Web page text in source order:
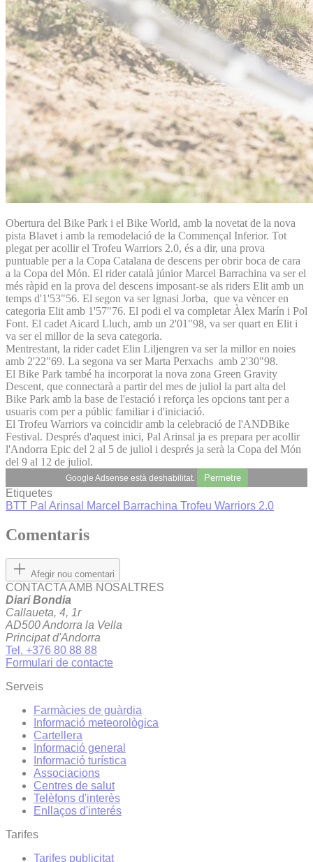
Obertura del Bike Park i el Bike World, amb la novetat de la nova
pista Blavet i amb la remodelació de la Commençal Inferior. Tot
plegat per acollir el Trofeu Warriors 2.0, és a dir, una prova
puntuable per a la Copa Catalana de descens per obrir boca de cara
a la Copa del Món. El rider català júnior Marcel Barrachina va ser el
més ràpid en la prova del descens imposant-se als riders Elit amb un
temps d'1'53"56. El segon va ser Ignasi Jorba, que va vèncer en
categoria Elit amb 1'57"76. El podi el va completar Àlex Marín i Pol
Font. El cadet Aicard Lluch, amb un 2'01"98, va ser quart en Elit i
va ser el millor de la seva categoria.
Mentrestant, la rider cadet Elin Liljengren va ser la millor en noies
amb 2'22"69. La segona va ser Marta Perxachs amb 2'30"98.
El Bike Park també ha incorporat la nova zona Green Gravity
Descent, que connectarà a partir del mes de juliol la part alta del
Bike Park amb la base de l'estació i reforça les opcions tant per a
usuaris com per a públic familiar i d'iniciació.
El Trofeu Warriors va coincidir amb la celebració de l'ANDBike
Festival. Després d'aquest inici, Pal Arinsal ja es prepara per acollir
l'Andorra Epic del 2 al 5 de juliol i després ja serà la Copa del Món
del 9 al 12 de juliol.
Google Adsense està deshabilitat. Permetre
Etiquetes
BTT Pal Arinsal Marcel Barrachina Trofeu Warriors 2.0
Comentaris
Afegir nou comentari
CONTACTA AMB NOSALTRES
Diari Bondia
Callaueta, 4, 1r
AD500 Andorra la Vella
Principat d'Andorra
Tel. +376 80 88 88
Formulari de contacte
Serveis
Farmàcies de guàrdia
Informació meteorològica
Cartellera
Informació general
Informació turística
Associacions
Centres de salut
Telèfons d'interès
Enllaços d'interés
Tarifes
Tarifes publicitat